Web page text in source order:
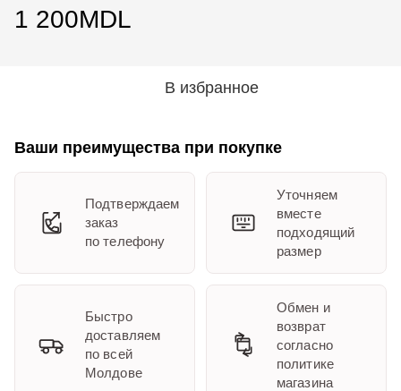
1 200MDL
В избранное
Ваши преимущества при покупке
Подтверждаем
заказ
по телефону
Уточняем
вместе
подходящий
размер
Быстро
доставляем
по всей
Молдове
Обмен и
возврат
согласно
политике
магазина